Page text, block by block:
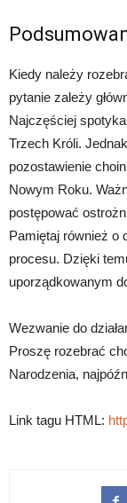
Kiedy należy
pytanie zależy
Najczęściej
Trzech Króli.
pozostawienie
Nowym Roku.
postępować
Pamiętaj również o
procesu. Dzięki
uporządkowanym
Wezwanie do
Proszę rozebrać
Narodzenia,
Link tagu HTML: